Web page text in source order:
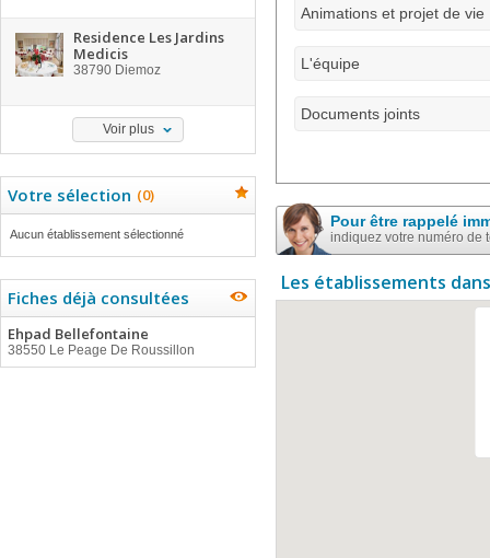
Residence Les Jardins
Medicis
38790 Diemoz
Voir plus
Votre sélection (0)
Aucun établissement sélectionné
Fiches déjà consultées
Ehpad Bellefontaine
38550 Le Peage De Roussillon
Animations et projet de vie
L'équipe
Documents joints
Pour être rappelé
indiquez votre numéro de
Les établissements